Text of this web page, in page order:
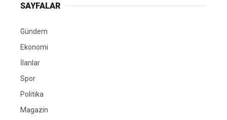
SAYFALAR
Gündem
Ekonomi
İlanlar
Spor
Politika
Magazin